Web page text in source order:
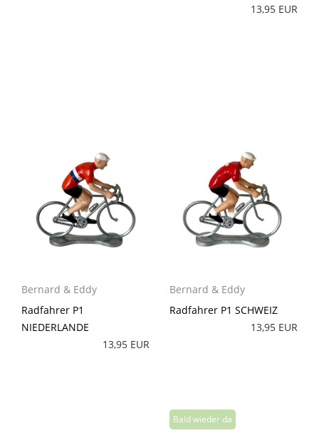
13,95 EUR
Bernard & Eddy
Radfahrer P1
NIEDERLANDE
13,95 EUR
Bernard & Eddy
Radfahrer P1 SCHWEIZ
13,95 EUR